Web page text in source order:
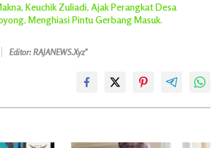
Keuchik Zuliadi, Ajak Perangkat Desa
Menghiasi Pintu Gerbang Masuk.
Editor: RAJANEWS.Xyz"